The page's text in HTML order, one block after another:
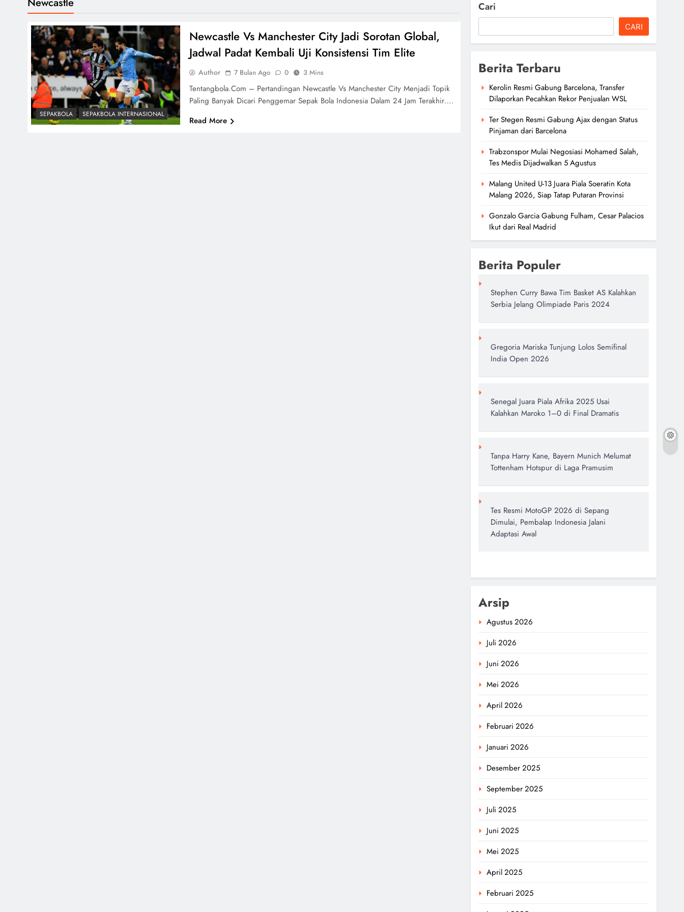
SEPAKBOLA SEPAKBOLA INTERNASIONAL
Newcastle Vs Manchester City Jadi Sorotan Global,
Jadwal Padat Kembali Uji Konsistensi Tim Elite
Author 7 Bulan Ago 0 3 Mins
Tentangbola.com – Pertandingan Newcastle Vs Manchester City Menjadi Topik
Paling Banyak Dicari Penggemar Sepak Bola Indonesia Dalam 24 Jam Terakhir….
Read More
Cari
CARI
Berita Terbaru
Kerolin Resmi Gabung Barcelona, Transfer
Dilaporkan Pecahkan Rekor Penjualan WSL
Ter Stegen Resmi Gabung Ajax dengan Status
Pinjaman dari Barcelona
Trabzonspor Mulai Negosiasi Mohamed Salah,
Tes Medis Dijadwalkan 5 Agustus
Malang United U-13 Juara Piala Soeratin Kota
Malang 2026, Siap Tatap Putaran Provinsi
Gonzalo Garcia Gabung Fulham, Cesar Palacios
Ikut dari Real Madrid
Berita Populer
Stephen Curry Bawa Tim Basket AS Kalahkan
Serbia Jelang Olimpiade Paris 2024
Gregoria Mariska Tunjung Lolos Semifinal
India Open 2026
Senegal Juara Piala Afrika 2025 Usai
Kalahkan Maroko 1–0 di Final Dramatis
Tanpa Harry Kane, Bayern Munich Melumat
Tottenham Hotspur di Laga Pramusim
Tes Resmi MotoGP 2026 di Sepang
Dimulai, Pembalap Indonesia Jalani
Adaptasi Awal
Arsip
Agustus 2026
Juli 2026
Juni 2026
Mei 2026
April 2026
Februari 2026
Januari 2026
Desember 2025
September 2025
Juli 2025
Juni 2025
Mei 2025
April 2025
Februari 2025